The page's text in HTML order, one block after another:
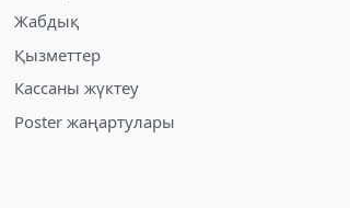
Жабдық
Қызметтер
Кассаны жүктеу
Poster жаңартулары